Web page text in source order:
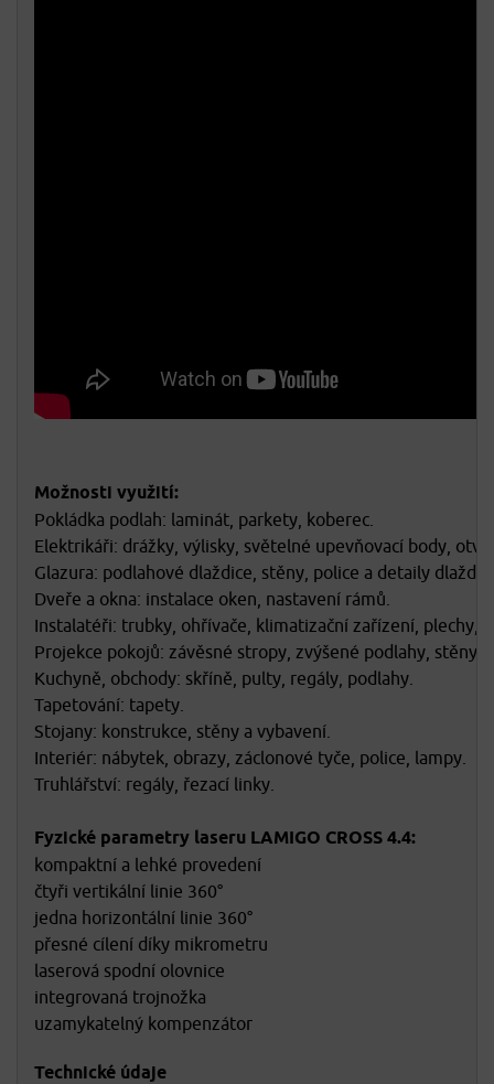
Možnosti využití:
Pokládka podlah: laminát, parkety, koberec.
Elektrikáři: drážky, výlisky, světelné upevňovací body,
Glazura: podlahové dlaždice, stěny, police a detaily dlaždic.
Dveře a okna: instalace oken, nastavení rámů.
Instalatéři: trubky, ohřívače, klimatizační zařízení, plechy,
Projekce pokojů: závěsné stropy, zvýšené podlahy, stěny,
Kuchyně, obchody: skříně, pulty, regály, podlahy.
Tapetování: tapety.
Stojany: konstrukce, stěny a vybavení.
Interiér: nábytek, obrazy, záclonové tyče, police, lampy.
Truhlářství: regály, řezací linky.
Fyzické parametry laseru LAMIGO CROSS 4.4:
kompaktní a lehké provedení
čtyři vertikální linie 360°
jedna horizontální linie 360°
přesné cílení díky mikrometru
laserová spodní olovnice
integrovaná trojnožka
uzamykatelný kompenzátor
Technické údaje